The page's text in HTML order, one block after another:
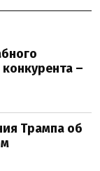
–
Трампа об